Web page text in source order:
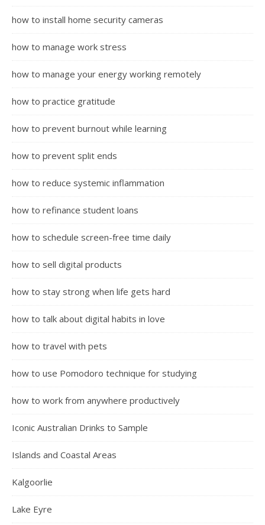
how to install home security cameras
how to manage work stress
how to manage your energy working remotely
how to practice gratitude
how to prevent burnout while learning
how to prevent split ends
how to reduce systemic inflammation
how to refinance student loans
how to schedule screen-free time daily
how to sell digital products
how to stay strong when life gets hard
how to talk about digital habits in love
how to travel with pets
how to use Pomodoro technique for studying
how to work from anywhere productively
Iconic Australian Drinks to Sample
Islands and Coastal Areas
Kalgoorlie
Lake Eyre